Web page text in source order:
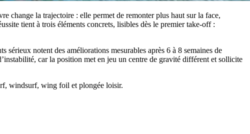
change la trajectoire : elle permet de remonter plus haut sur la face,
tient à trois éléments concrets, lisibles dès le premier take‑off :
sérieux notent des améliorations mesurables après 6 à 8 semaines de
car la position met en jeu un centre de gravité différent et sollicite
windsurf, wing foil et plongée loisir.